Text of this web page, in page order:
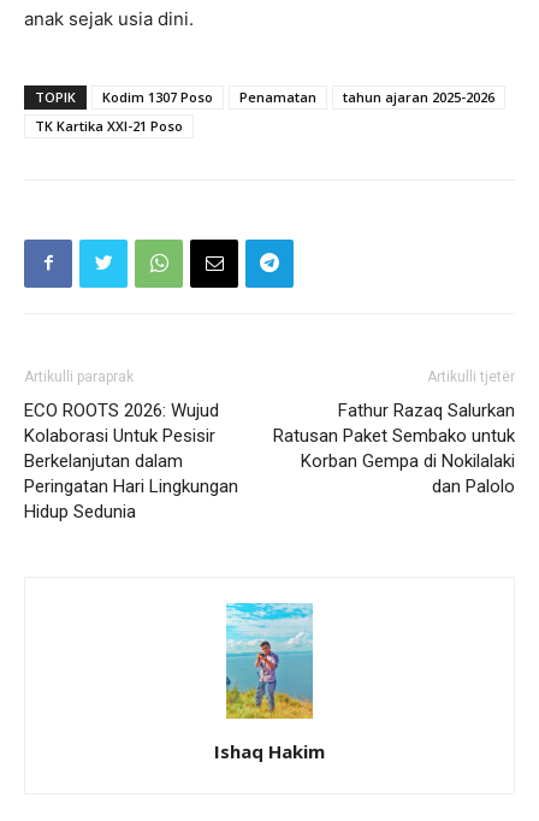
anak sejak usia dini.
TOPIK Kodim 1307 Poso Penamatan
tahun ajaran 2025-2026
TK Kartika XXI-21 Poso
Artikulli paraprak
ECO ROOTS 2026: Wujud
Kolaborasi Untuk Pesisir
Berkelanjutan dalam
Peringatan Hari Lingkungan
Hidup Sedunia
Artikulli tjetër
Fathur Razaq Salurkan
Ratusan Paket Sembako untuk
Korban Gempa di Nokilalaki
dan Palolo
Ishaq Hakim